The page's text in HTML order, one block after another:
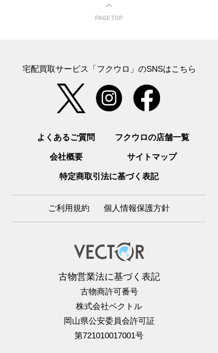
宅配買取サービス「フクウロ」のSNSはこちら
よくあるご質問 フクウロの店舗一覧
会社概要 サイトマップ
特定商取引法に基づく表記
ご利用規約 個人情報保護方針
古物営業法に基づく表記
古物商許可番号
株式会社ベクトル
岡山県公安委員会許可証
第721010017001号